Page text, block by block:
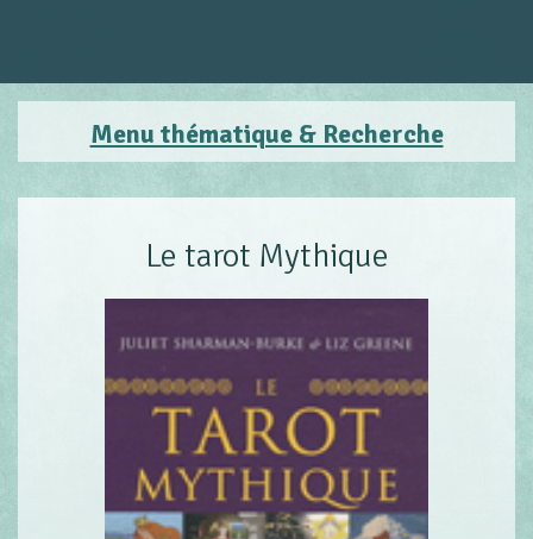
Menu thématique & Recherche
Le tarot Mythique